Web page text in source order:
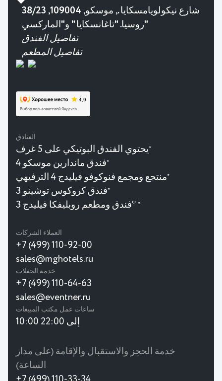
38/23 شارع نيكولويامسكايا., موسكو, 109004,
روسيا. "تاغانسكايا " و"الماركسي"
تفاصيل الفندق
تفاصيل المطعم
الفنادق
يحتوي الفندق البوتيكي على 5 غرف★
فندق ماندارين موسكو 4★
منتجع ومجمع فنوكوفو فيليدج 4 الترفيهي★
فندق كروكوس توشينو 3★
فندق ومطعم روبليفكا فيليدج 3* ★
العملاء الشركات
+7 (499) 110-92-00
sales@mghotels.ru
خدمة الحفلات
+7 (499) 110-64-63
sales@eventner.ru
ساعات عمل مكتب المبيعات
10:00 إلى 22:00
خدمة الحجز والاستقبال والإقامة (على مدار
الساعة)